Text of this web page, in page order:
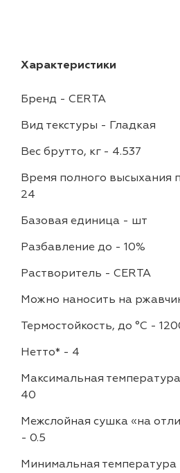
Характеристики
Бренд - CERTA
Вид текстуры - Гладкая
Вес брутто, кг - 4.537
Время полного высыхания
24
Базовая единица - шт
Разбавление до - 10%
Растворитель - CERTA
Можно наносить на
Термостойкость, до °C -
Нетто* - 4
Максимальная
40
Межслойная сушка «на
- 0.5
Минимальная температура